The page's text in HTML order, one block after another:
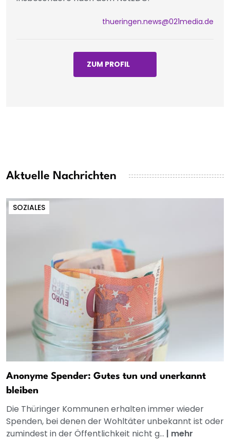
thueringen.news@021media.de
ZUM PROFIL
Aktuelle Nachrichten
SOZIALES
Anonyme Spender: Gutes tun und unerkannt
bleiben
Die Thüringer Kommunen erhalten immer wieder
Spenden, bei denen der Wohltäter unbekannt ist oder
zumindest in der Öffentlichkeit nicht g... | mehr